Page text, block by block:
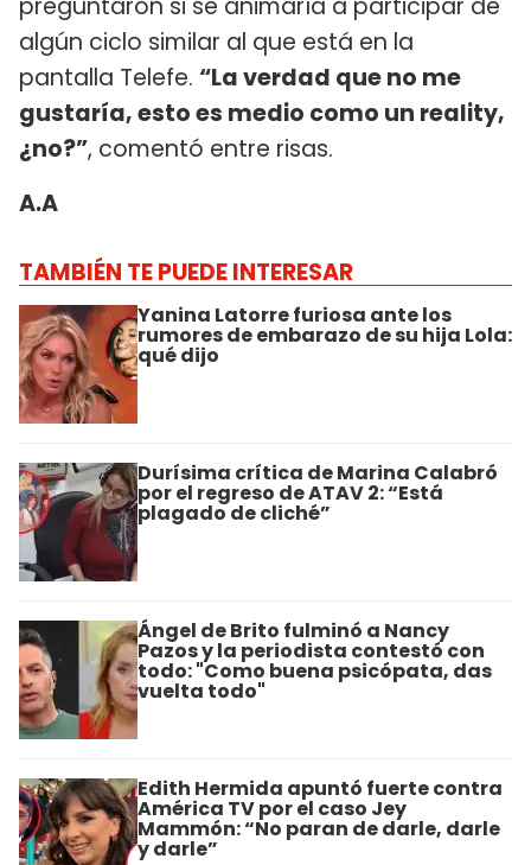
preguntaron si se animaría a participar de
algún ciclo similar al que está en la
pantalla Telefe. “La verdad que no me
gustaría, esto es medio como un reality,
¿no?”, comentó entre risas.
A.A
TAMBIÉN TE PUEDE INTERESAR
Yanina Latorre furiosa ante los
rumores de embarazo de su hija Lola:
qué dijo
Durísima crítica de Marina Calabró
por el regreso de ATAV 2: “Está
plagado de cliché”
Ángel de Brito fulminó a Nancy
Pazos y la periodista contestó con
todo: "Como buena psicópata, das
vuelta todo"
Edith Hermida apuntó fuerte contra
América TV por el caso Jey
Mammón: “No paran de darle, darle
y darle”